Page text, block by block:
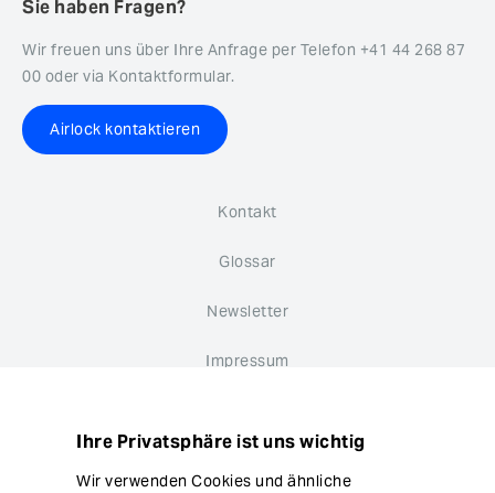
Sie haben Fragen?
Wir freuen uns über Ihre Anfrage per Telefon +41 44 268 87
00 oder via Kontaktformular.
Airlock kontaktieren
Kontakt
Glossar
Newsletter
Impressum
Ihre Privatsphäre ist uns wichtig
Wir verwenden Cookies und ähnliche